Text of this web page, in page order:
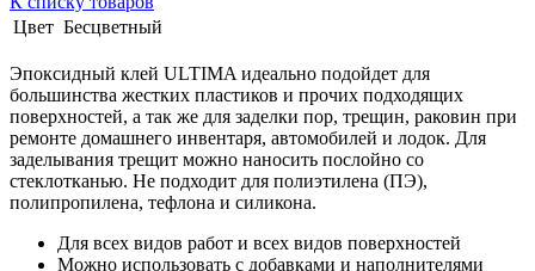
Цвет Бесцветный
Эпоксидный клей ULTIMA идеально подойдет для
большинства жестких пластиков и прочих подходящих
поверхностей, а так же для заделки пор, трещин, раковин при
ремонте домашнего инвентаря, автомобилей и лодок. Для
заделывания трещит можно наносить послойно со
стеклотканью. Не подходит для полиэтилена (ПЭ),
полипропилена, тефлона и силикона.
Для всех видов работ и всех видов поверхностей
Можно использовать с добавками и наполнителями